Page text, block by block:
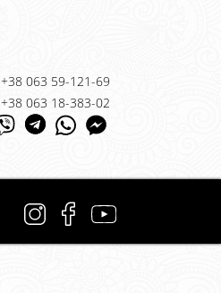
+38 063 59-121-69
+38 063 18-383-02